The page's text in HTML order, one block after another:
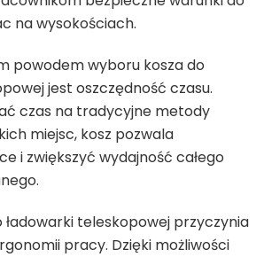
na wysokościach.
powodem wyboru kosza do
jest oszczędność czasu.
czas na tradycyjne metody
miejsc, kosz pozwala
i zwiększyć wydajność całego
ładowarki teleskopowej przyczynia
pracy. Dzięki możliwości